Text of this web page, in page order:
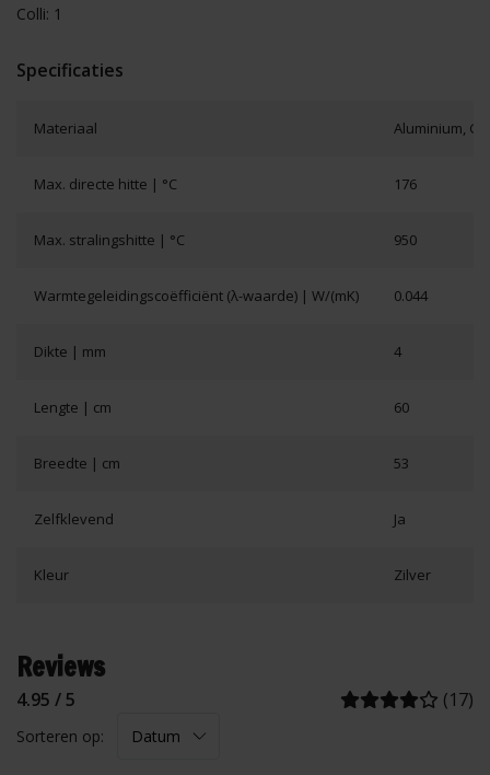
Colli: 1
Specificaties
Materiaal Aluminium,
Max. directe hitte | °C 176
Max. stralingshitte | °C 950
Warmtegeleidingscoëfficiënt (λ-waarde) | W/(mK) 0.044
Dikte | mm 4
Lengte | cm 60
Breedte | cm 53
Zelfklevend Ja
Kleur Zilver
Reviews
4.95 / 5 (17)
Sorteren op: